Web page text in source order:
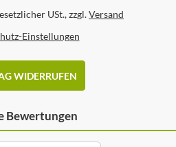
USt., zzgl.Versand
Einstellungen
WIDERRUFEN
Bewertungen